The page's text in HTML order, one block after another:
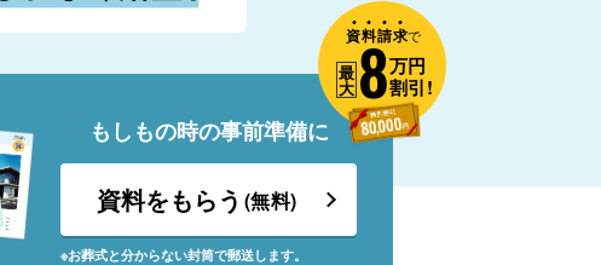
もしもの時の事前準備に
資料をもらう (無料)
※お葬式と分からない封筒で郵送します。
資料請求で
最
大8万円
割引!